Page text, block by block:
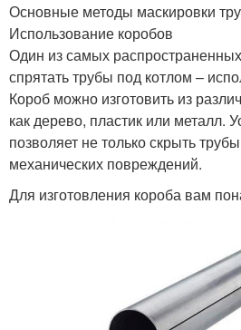
Основные методы маскировки
Использование коробов
Один из самых
спрятать трубы под котлом –
Короб можно изготовить из
как дерево, пластик или металл.
позволяет не только скрыть
механических повреждений.
Для изготовления короба вам